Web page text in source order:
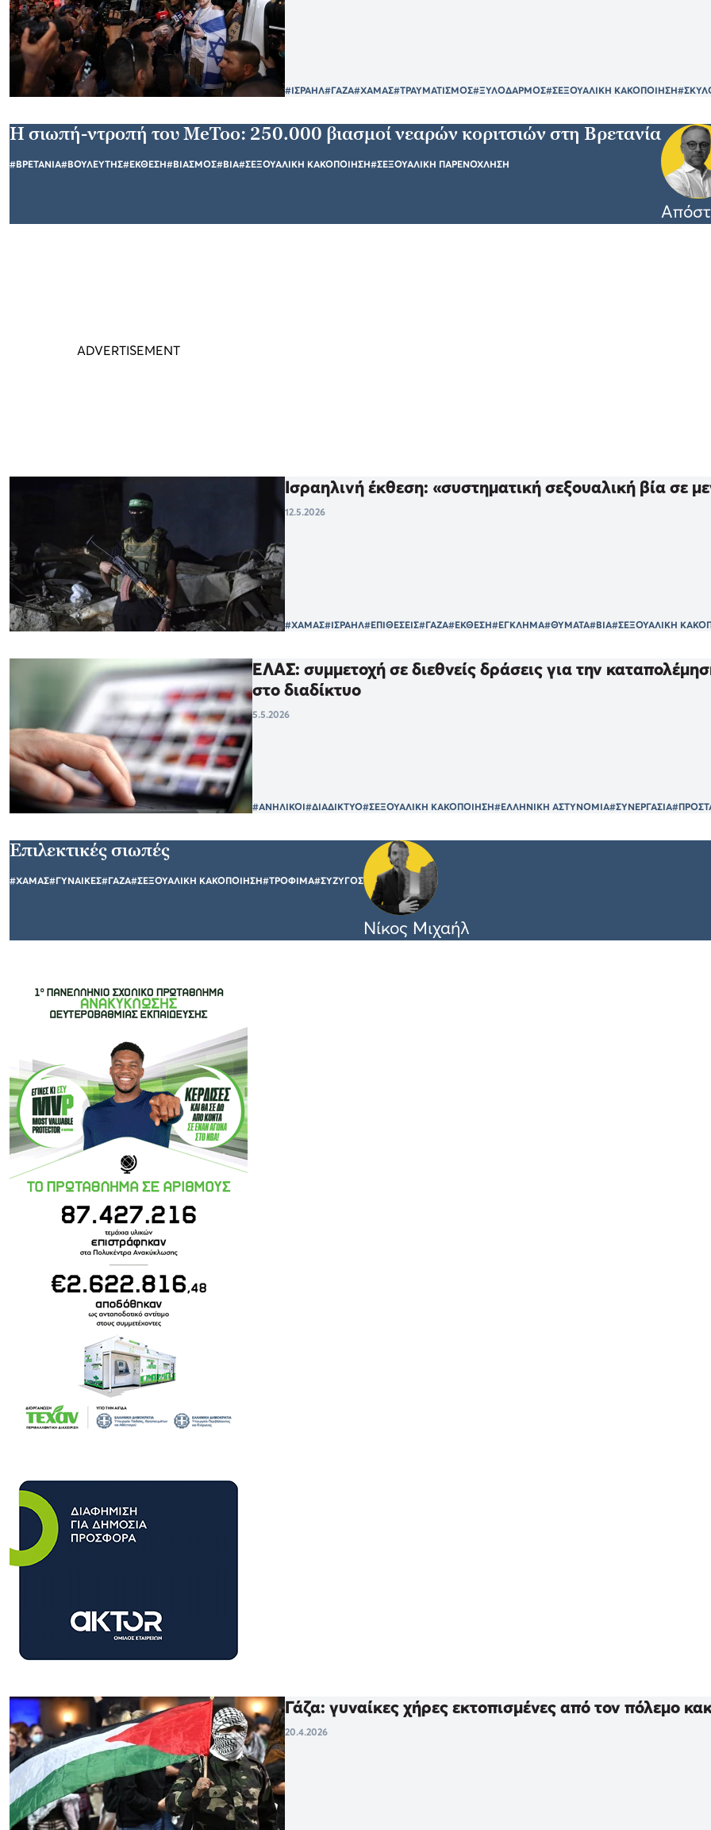
#ΙΣΡΑΗΛ#ΓΑΖΑ#ΧΑΜΑΣ#ΤΡΑΥΜΑΤΙΣΜΟΣ#ΞΥΛΟΔΑΡΜΟΣ#ΣΕΞΟΥΑΛΙΚΗ ΚΑΚΟΠΟΙΗΣΗ
Η σιωπή-ντροπή του MeToo: 250.000 βιασμοί νεαρών κοριτσιών στη Βρετανία
#ΒΡΕΤΑΝΙΑ#ΒΟΥΛΕΥΤΗΣ#ΕΚΘΕΣΗ#ΒΙΑΣΜΟΣ#ΒΙΑ#ΣΕΞΟΥΑΛΙΚΗ ΚΑΚΟΠΟΙΗΣΗ#ΣΕΞΟΥΑΛΙΚΗ ΠΑΡΕΝΟΧΛΗΣΗ
Ισραηλινή έκθεση: «συστηματική σεξουαλική βία σε
12.5.2026
#ΧΑΜΑΣ#ΙΣΡΑΗΛ#ΕΠΙΘΕΣΕΙΣ#ΓΑΖΑ#ΕΚΘΕΣΗ#ΕΓΚΛΗΜΑ#ΘΥΜΑΤΑ#ΒΙΑ#ΣΕΞΟΥΑΛΙΚΗ
ΕΛΑΣ: συμμετοχή σε διεθνείς δράσεις για την
στο διαδίκτυο
5.5.2026
#ΑΝΗΛΙΚΟΙ#ΔΙΑΔΙΚΤΥΟ#ΣΕΞΟΥΑΛΙΚΗ ΚΑΚΟΠΟΙΗΣΗ#ΕΛΛΗΝΙΚΗ ΑΣΤΥΝΟΜΙΑ#ΣΥΝΕΡΓΑΣΙΑ
Επιλεκτικές σιωπές
#ΧΑΜΑΣ#ΓΥΝΑΙΚΕΣ#ΓΑΖΑ#ΣΕΞΟΥΑΛΙΚΗ ΚΑΚΟΠΟΙΗΣΗ#ΤΡΟΦΙΜΑ#ΣΥΖΥΓΟΣ
Νίκος Μιχαήλ
Γάζα: γυναίκες χήρες εκτοπισμένες από τον πόλεμο
20.4.2026